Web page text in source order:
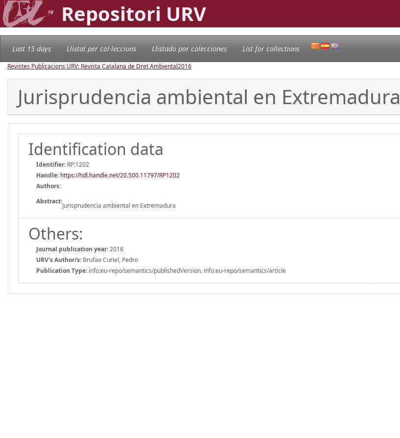
Repositori URV
Last 15 days Llistat per col·leccions Llistado por colecciones List for collections
Revistes Publicacions URV: Revista Catalana de Dret Ambiental2016
Jurisprudencia ambiental en Extremadura
Identification data
Identifier: RP:1202
Handle: https://hdl.handle.net/20.500.11797/RP1202
Authors:
Abstract:
Jurisprudencia ambiental en Extremadura
Others:
Journal publication year:2016
URV's Author/s: Brufao Curiel, Pedro
Publication Type: info:eu-repo/semantics/publishedVersion, info:eu-repo/semantics/article